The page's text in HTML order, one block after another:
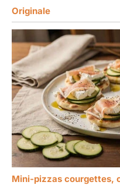
Originale
Mini-pizzas courgettes,